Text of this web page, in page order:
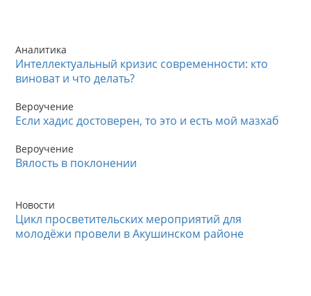
Аналитика
Интеллектуальный кризис современности: кто
виноват и что делать?
Вероучение
Если хадис достоверен, то это и есть мой мазхаб
Вероучение
Вялость в поклонении
Новости
Цикл просветительских мероприятий для
молодёжи провели в Акушинском районе